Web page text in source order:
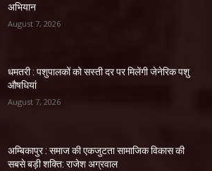
अभियान
August 7, 2026
धमतरी : पशुपालकों को सस्ती दर पर मिलेंगी जेनेरिक पशु
औषधियां
August 7, 2026
अम्बिकापुर : समाज की एकजुटता सामाजिक विकास की
सबसे बड़ी शक्ति: राजेश अग्रवाल